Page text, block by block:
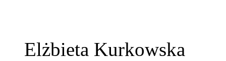
Elżbieta Kurkowska